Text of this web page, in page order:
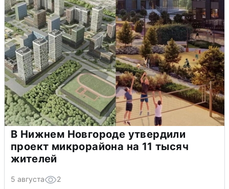
В Нижнем Новгороде утвердили
проект микрорайона на 11 тысяч
жителей
5 августа 2